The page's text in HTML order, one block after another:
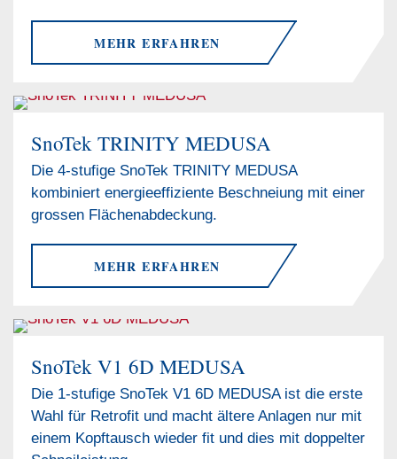
MEHR ERFAHREN
SnoTek TRINITY MEDUSA
Die 4-stufige SnoTek TRINITY MEDUSA
kombiniert energieeffiziente Beschneiung mit einer
grossen Flächenabdeckung.
MEHR ERFAHREN
SnoTek V1 6D MEDUSA
Die 1-stufige SnoTek V1 6D MEDUSA ist die erste
Wahl für Retrofit und macht ältere Anlagen nur mit
einem Kopftausch wieder fit und dies mit doppelter